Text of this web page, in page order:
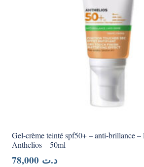
Gel-crème teinté spf50+ – anti-brillance –
Anthelios – 50ml
د.ت